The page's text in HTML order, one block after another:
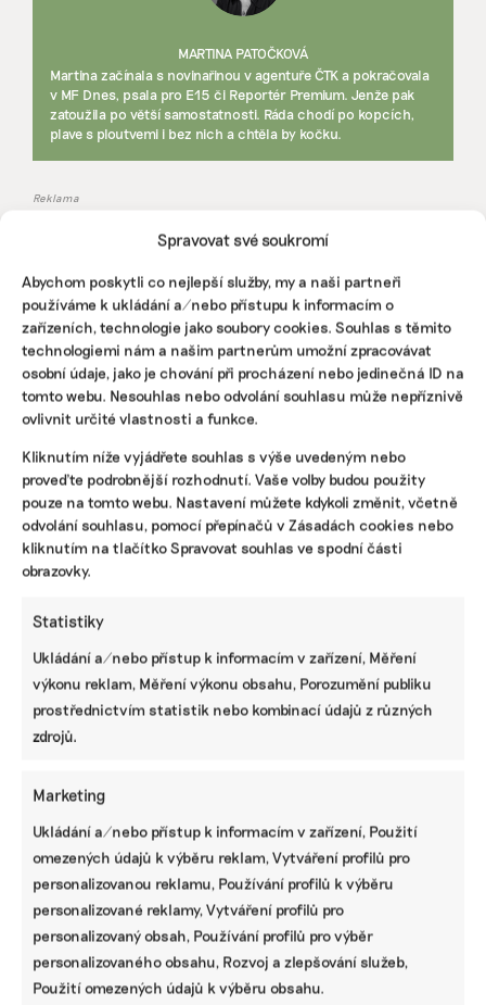
Spravovat své soukromí
Abychom poskytli co nejlepší služby, my a naši partneři
používáme k ukládání a/nebo přístupu k informacím o
zařízeních, technologie jako soubory cookies. Souhlas s těmito
technologiemi nám a našim partnerům umožní zpracovávat
osobní údaje, jako je chování při procházení nebo jedinečná ID na
tomto webu. Nesouhlas nebo odvolání souhlasu může nepříznivě
ovlivnit určité vlastnosti a funkce.
Kliknutím níže vyjádřete souhlas s výše uvedeným nebo
proveďte podrobnější rozhodnutí. Vaše volby budou použity
pouze na tomto webu. Nastavení můžete kdykoli změnit, včetně
odvolání souhlasu, pomocí přepínačů v Zásadách cookies nebo
kliknutím na tlačítko Spravovat souhlas ve spodní části
obrazovky.
Statistiky
Ukládání a/nebo přístup k informacím v zařízení, Měření
výkonu reklam, Měření výkonu obsahu, Porozumění publiku
prostřednictvím statistik nebo kombinací údajů z různých
zdrojů.
Marketing
Ukládání a/nebo přístup k informacím v zařízení, Použití
omezených údajů k výběru reklam, Vytváření profilů pro
personalizovanou reklamu, Používání profilů k výběru
personalizované reklamy, Vytváření profilů pro
personalizovaný obsah, Používání profilů pro výběr
personalizovaného obsahu, Rozvoj a zlepšování služeb,
Použití omezených údajů k výběru obsahu.
MARTINA PATOČKOVÁ
Martina začínala s novinařinou v agentuře ČTK a pokračovala
v MF Dnes, psala pro E15 či Reportér Premium. Jenže pak
zatoužila po větší samostatnosti. Ráda chodí po kopcích,
plave s ploutvemi i bez nich a chtěla by kočku.
Reklama
Pomozte udržet důležité
informace dostupné všem.
která by jinak nevznikla.
Přispějte na vznik obsahu.